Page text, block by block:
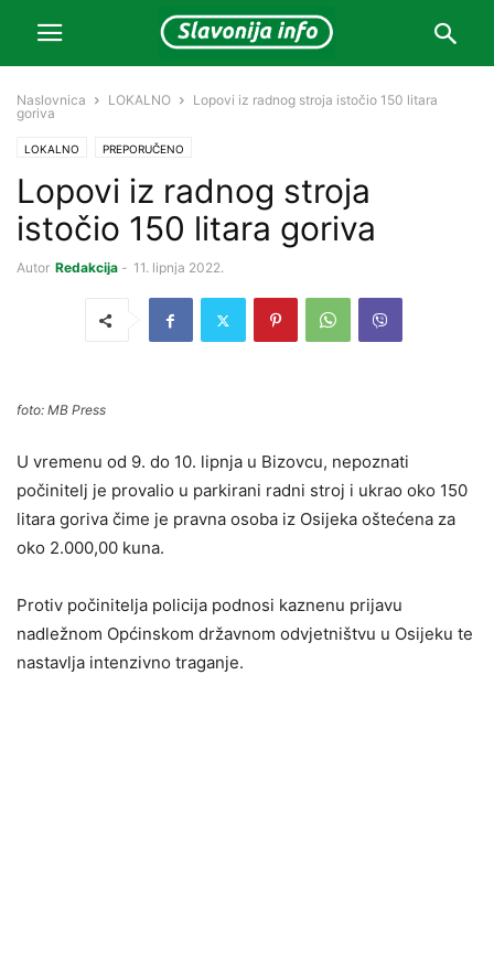
Naslovnica LOKALNO
Lopovi iz radnog stroja istočio 150 litara
goriva
LOKALNO PREPORUČENO
Lopovi iz radnog stroja
istočio 150 litara goriva
Autor Redakcija - 11. lipnja 2022.
foto: MB Press
U vremenu od 9. do 10. lipnja u Bizovcu, nepoznati
počinitelj je provalio u parkirani radni stroj i ukrao oko 150
litara goriva čime je pravna osoba iz Osijeka oštećena za
oko 2.000,00 kuna.
Protiv počinitelja policija podnosi kaznenu prijavu
nadležnom Općinskom državnom odvjetništvu u Osijeku te
nastavlja intenzivno traganje.